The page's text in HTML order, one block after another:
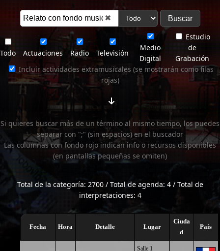
✖
Todo Actuaciones Radio Televisión
Medio
Digital
Estudio
de
Grabación
Incluir actividades extramusicales (se mostrarán como filas
rojas)
Si quieres buscar más de un término al mismo tiempo, los puedes
separar con ";" (sin espacios) en el buscador
Las columnas con fondo rojo indican info o recursos disponibles
(en pantallas pequeñas se omiten)
Total de la categoría: 2700 / Total de agenda: 4 / Total de
interpretaciones: 4
Fecha Hora Detalle Lugar
Ciuda
d
País
Salle 1